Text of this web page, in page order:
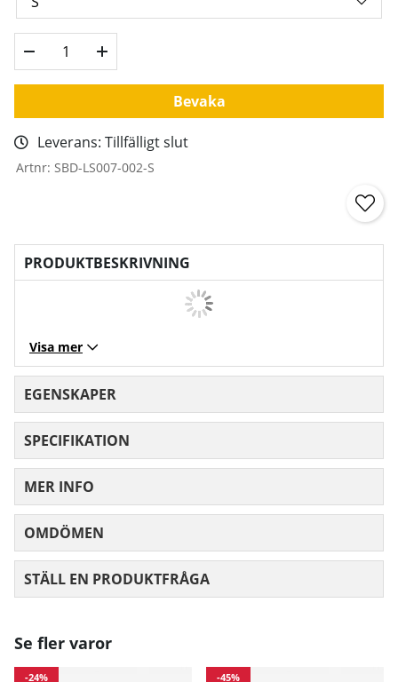
Bevaka
Leverans: Tillfälligt slut
Artnr: SBD-LS007-002-S
PRODUKTBESKRIVNING
Visa mer
EGENSKAPER
SPECIFIKATION
MER INFO
OMDÖMEN
STÄLL EN PRODUKTFRÅGA
Se fler varor
-24% -45%